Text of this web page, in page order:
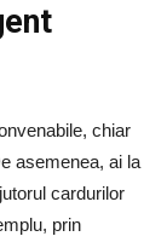
chiar
asemenea, ai la
cardurilor
prin